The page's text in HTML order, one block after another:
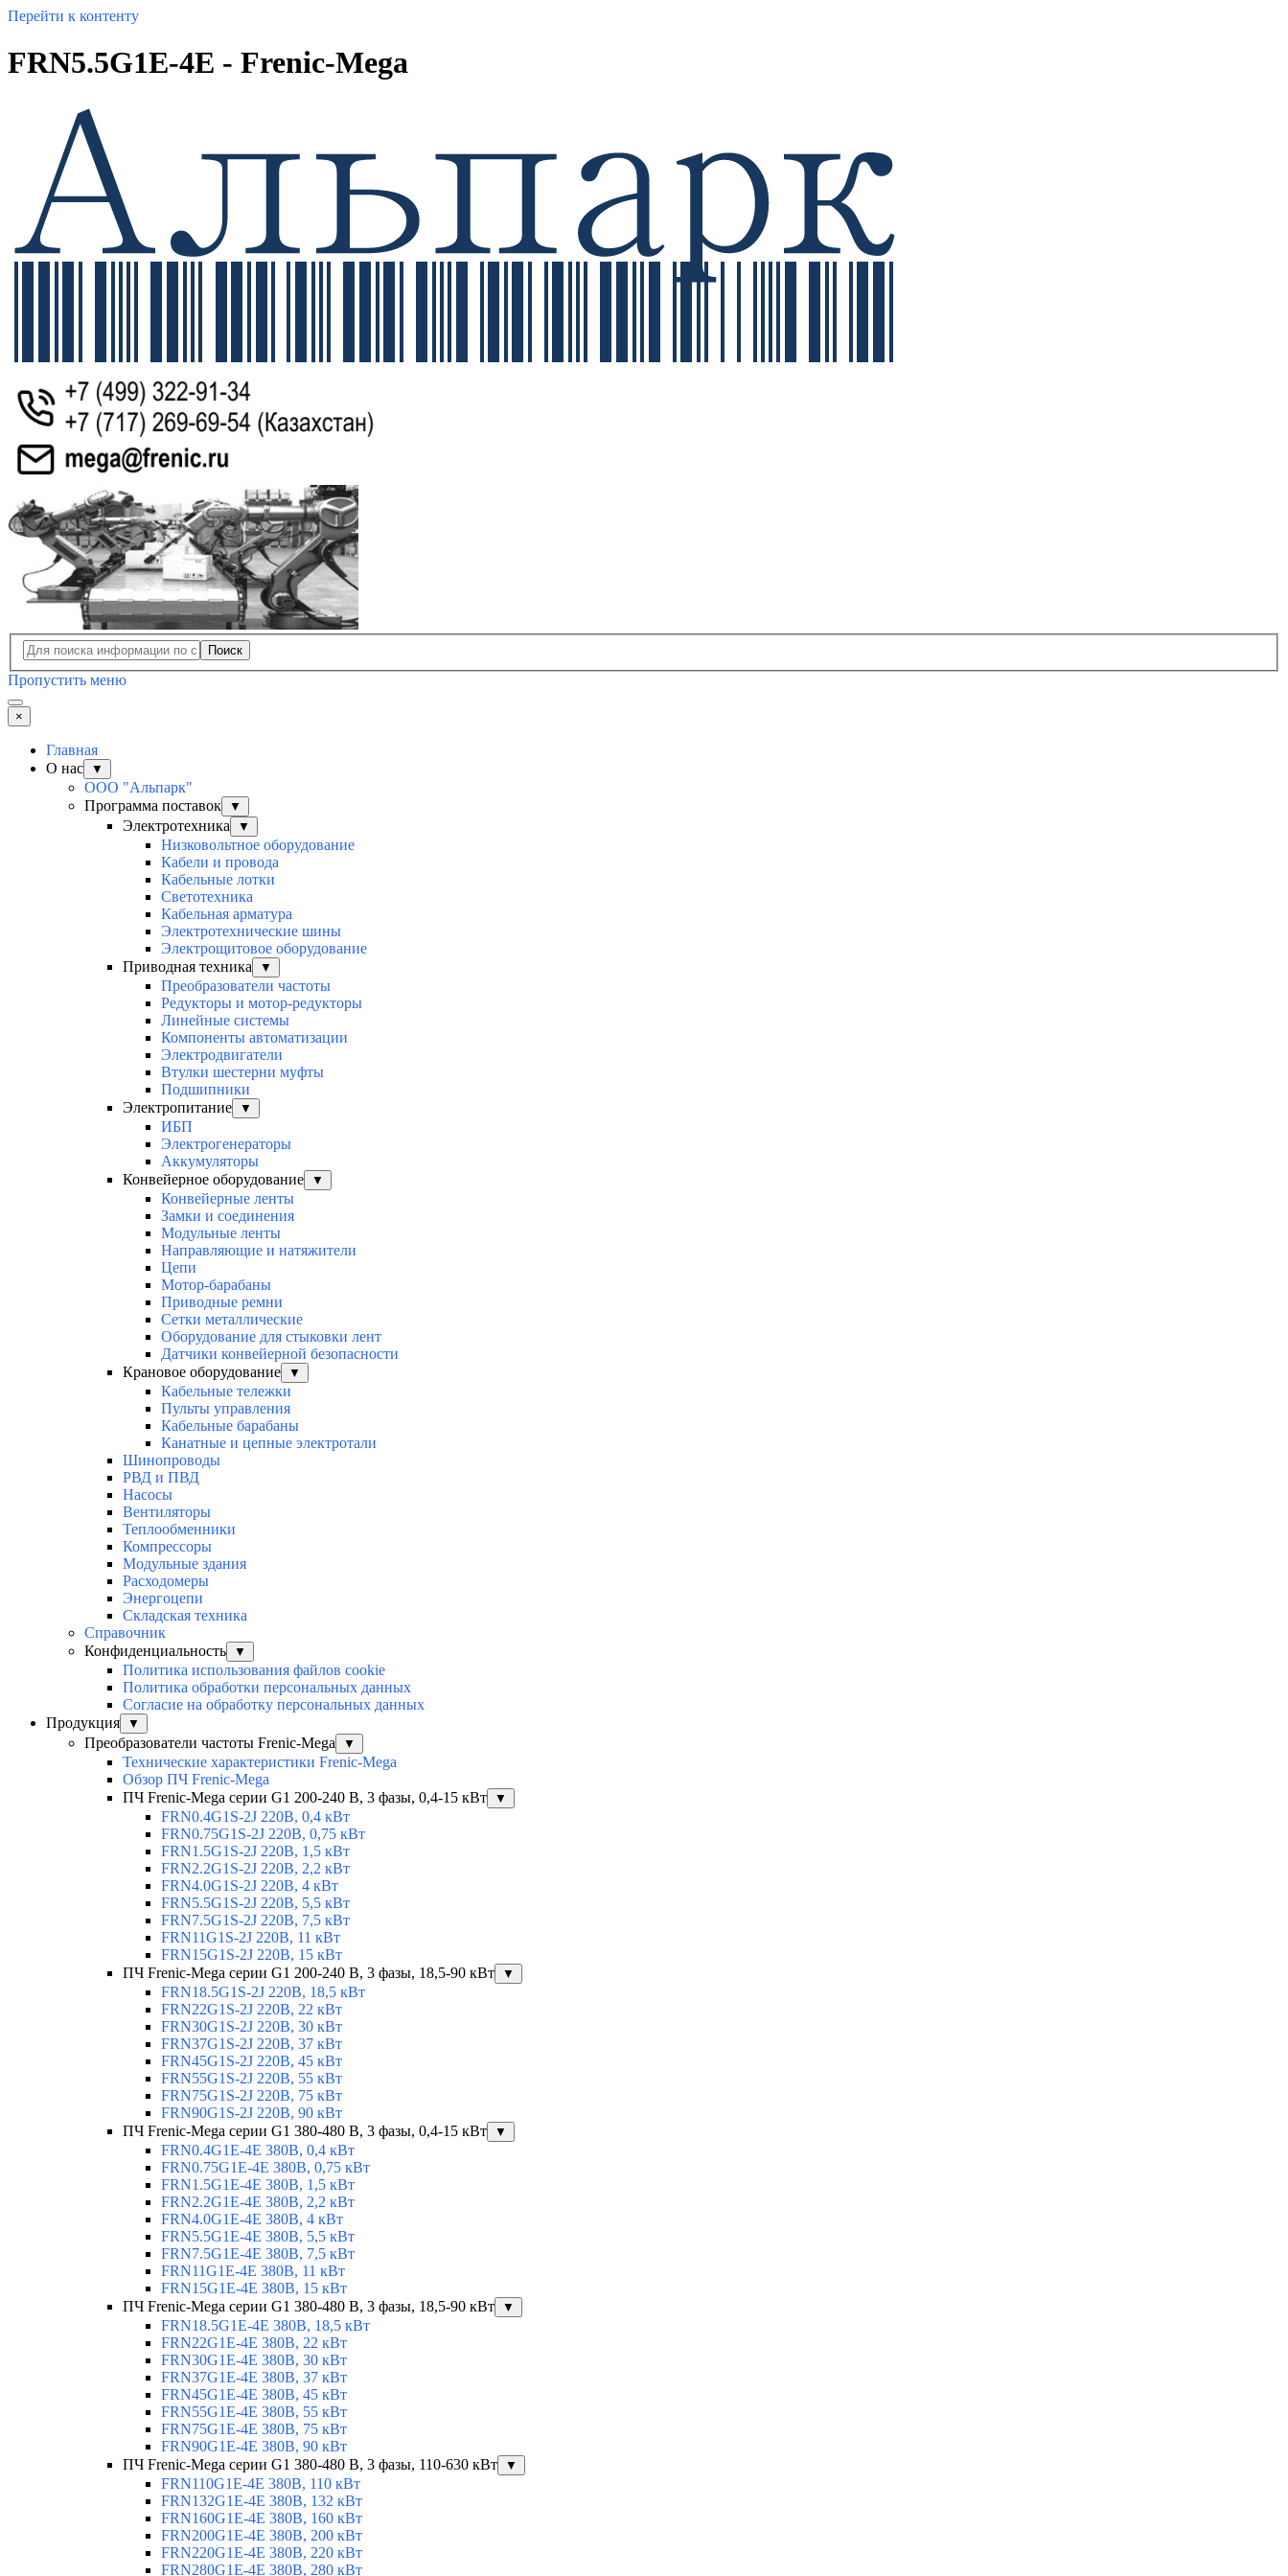
Перейти к контенту
FRN5.5G1E-4E - Frenic-Mega
Поиск
Пропустить меню
×
Главная
О нас
▼
ООО "Альпарк"
Программа поставок
▼
Электротехника ▼
Низковольтное оборудование
Кабели и провода
Кабельные лотки
Светотехника
Кабельная арматура
Электротехнические шины
Электрощитовое оборудование
Приводная техника
▼
Преобразователи частоты
Редукторы и мотор-редукторы
Линейные системы
Компоненты автоматизации
Электродвигатели
Втулки шестерни муфты
Подшипники
Электропитание
▼
ИБП
Электрогенераторы
Аккумуляторы
Конвейерное оборудование
▼
Конвейерные ленты
Замки и соединения
Модульные ленты
Направляющие и натяжители
Цепи
Мотор-барабаны
Приводные ремни
Сетки металлические
Оборудование для стыковки лент
Датчики конвейерной безопасности
Крановое оборудование
▼
Кабельные тележки
Пульты управления
Кабельные барабаны
Канатные и цепные электротали
Шинопроводы
РВД и ПВД
Насосы
Вентиляторы
Теплообменники
Компрессоры
Модульные здания
Расходомеры
Энергоцепи
Складская техника
Справочник
Конфиденциальность
▼
Политика использования файлов cookie
Политика обработки персональных данных
Согласие на обработку персональных данных
Продукция
▼
Преобразователи частоты Frenic-Mega ▼
Технические характеристики Frenic-Mega
Обзор ПЧ Frenic-Mega
ПЧ Frenic-Mega серии G1 200-240 В, 3 фазы, 0,4-15 кВт
▼
FRN0.4G1S-2J 220В, 0,4 кВт
FRN0.75G1S-2J 220В, 0,75 кВт
FRN1.5G1S-2J 220В, 1,5 кВт
FRN2.2G1S-2J 220В, 2,2 кВт
FRN4.0G1S-2J 220В, 4 кВт
FRN5.5G1S-2J 220В, 5,5 кВт
FRN7.5G1S-2J 220В, 7,5 кВт
FRN11G1S-2J 220В, 11 кВт
FRN15G1S-2J 220В, 15 кВт
ПЧ Frenic-Mega серии G1 200-240 В, 3 фазы, 18,5-90 кВт
▼
FRN18.5G1S-2J 220В, 18,5 кВт
FRN22G1S-2J 220В, 22 кВт
FRN30G1S-2J 220В, 30 кВт
FRN37G1S-2J 220В, 37 кВт
FRN45G1S-2J 220В, 45 кВт
FRN55G1S-2J 220В, 55 кВт
FRN75G1S-2J 220В, 75 кВт
FRN90G1S-2J 220В, 90 кВт
ПЧ Frenic-Mega серии G1 380-480 В, 3 фазы, 0,4-15 кВт
▼
FRN0.4G1E-4E 380В, 0,4 кВт
FRN0.75G1E-4E 380В, 0,75 кВт
FRN1.5G1E-4E 380В, 1,5 кВт
FRN2.2G1E-4E 380В, 2,2 кВт
FRN4.0G1E-4E 380В, 4 кВт
FRN5.5G1E-4E 380В, 5,5 кВт
FRN7.5G1E-4E 380В, 7,5 кВт
FRN11G1E-4E 380В, 11 кВт
FRN15G1E-4E 380В, 15 кВт
ПЧ Frenic-Mega серии G1 380-480 В, 3 фазы, 18,5-90 кВт
▼
FRN18.5G1E-4E 380В, 18,5 кВт
FRN22G1E-4E 380В, 22 кВт
FRN30G1E-4E 380В, 30 кВт
FRN37G1E-4E 380В, 37 кВт
FRN45G1E-4E 380В, 45 кВт
FRN55G1E-4E 380В, 55 кВт
FRN75G1E-4E 380В, 75 кВт
FRN90G1E-4E 380В, 90 кВт
ПЧ Frenic-Mega серии G1 380-480 В, 3 фазы, 110-630 кВт
▼
FRN110G1E-4E 380В, 110 кВт
FRN132G1E-4E 380В, 132 кВт
FRN160G1E-4E 380В, 160 кВт
FRN200G1E-4E 380В, 200 кВт
FRN220G1E-4E 380В, 220 кВт
FRN280G1E-4E 380В, 280 кВт